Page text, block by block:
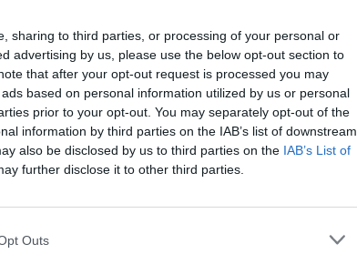
sharing to third parties, or processing of your personal or
advertising by us, please use the below opt-out section to
that after your opt-out request is processed you may
based on personal information utilized by us or personal
prior to your opt-out. You may separately opt-out of the
information by third parties on the IAB’s list of downstream
also be disclosed by us to third parties on the IAB’s List of
further disclose it to other third parties.
Outs
Ακούστε στο Spotify